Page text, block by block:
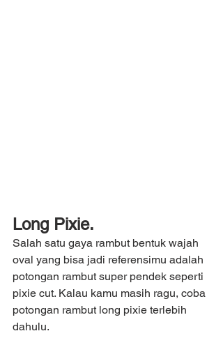
Long Pixie.
Salah satu gaya rambut bentuk wajah
oval yang bisa jadi referensimu adalah
potongan rambut super pendek seperti
pixie cut. Kalau kamu masih ragu, coba
potongan rambut long pixie terlebih
dahulu.